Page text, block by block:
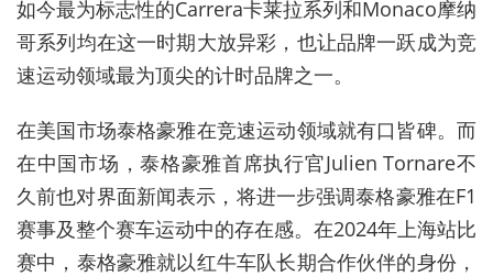
如今最为标志性的Carrera卡莱拉系列和Monaco摩纳
哥系列均在这一时期大放异彩，也让品牌一跃成为竞
速运动领域最为顶尖的计时品牌之一。
在美国市场泰格豪雅在竞速运动领域就有口皆碑。而
在中国市场，泰格豪雅首席执行官Julien Tornare不
久前也对界面新闻表示，将进一步强调泰格豪雅在F1
赛事及整个赛车运动中的存在感。在2024年上海站比
赛中，泰格豪雅就以红牛车队长期合作伙伴的身份，